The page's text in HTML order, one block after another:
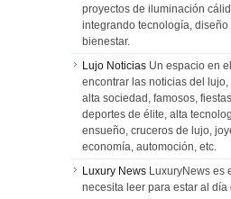
proyectos de iluminación
integrando tecnología, diseño
bienestar.
Lujo Noticias Un espacio en
encontrar las noticias del lujo,
alta sociedad, famosos,
deportes de élite, alta
ensueño, cruceros de lujo,
economía, automoción, etc.
Luxury News LuxuryNews es
necesita leer para estar al día